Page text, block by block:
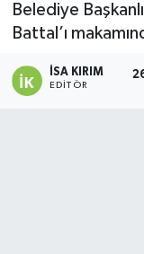
Belediye
Battal’ı
İSA KIRIM
EDITÖR
Son Dakika
Haber Arşivi